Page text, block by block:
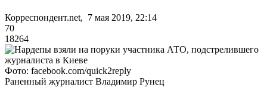
Корреспондент.net, 7 мая 2019, 22:14
70
18264
Фото: facebook.com/quick2reply
Раненный журналист Владимир Рунец